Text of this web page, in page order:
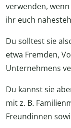
verwenden,
ihr euch
Du solltest sie
etwa Fremden,
Unternehmens
Du kannst sie
mit z. B.
Freundinnen